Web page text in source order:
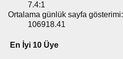
7.4:1
Ortalama günlük sayfa gösterimi:
106918.41
En İyi 10 Üye